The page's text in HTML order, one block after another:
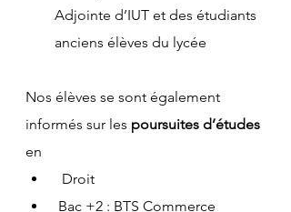
Adjointe d’IUT et des étudiants
anciens élèves du lycée
Nos élèves se sont également
informés sur les poursuites d’études
en
Droit
Bac +2 : BTS Commerce